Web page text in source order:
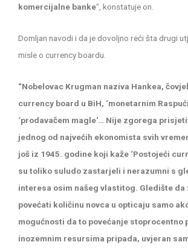
komercijalne banke“, konstatuje on.
Domljan navodi i da je dovoljno reći šta drugi
misle o currency boardu.
“Nobelovac Krugman naziva Hankea,
currency board u BiH, ‘monetarnim
‘prodavačem magle'… Nije zgorega
jednog od najvećih ekonomista svih
još iz 1945. godine koji kaže ‘Postojeći
su toliko suludo zastarjeli i nerazumni s
interesa osim našeg vlastitog. Gledište da
povećati količinu novca u opticaju samo
mogućnosti da to povećanje stoprocentno
inozemnim resursima pripada, uvjeran